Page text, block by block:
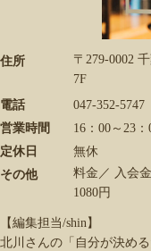
住所
〒279-0002
7F
電話
047-352-5747
営業時間
16：00～23：
定休日
無休
その他
料金／ 入会
1080円
【編集担当/shin】
北川さんの「自分が決め